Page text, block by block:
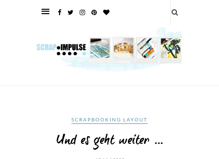
SCRAPBOOKING LAYOUT
Und es geht weiter …